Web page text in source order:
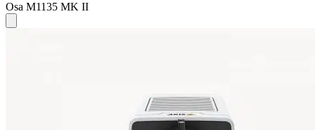
Osa M1135 MK II